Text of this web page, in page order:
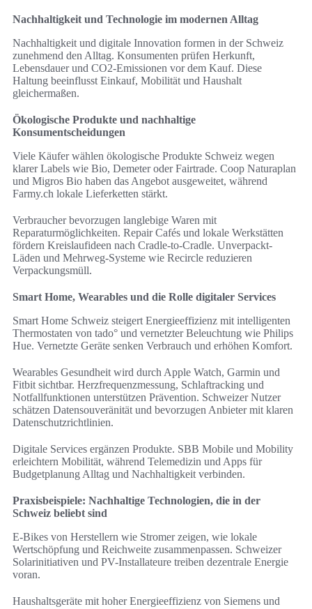
Nachhaltigkeit und Technologie im modernen Alltag
Nachhaltigkeit und digitale Innovation formen in der Schweiz
zunehmend den Alltag. Konsumenten prüfen Herkunft,
Lebensdauer und CO2-Emissionen vor dem Kauf. Diese
Haltung beeinflusst Einkauf, Mobilität und Haushalt
gleichermaßen.
Ökologische Produkte und nachhaltige
Konsumentscheidungen
Viele Käufer wählen ökologische Produkte Schweiz wegen
klarer Labels wie Bio, Demeter oder Fairtrade. Coop Naturaplan
und Migros Bio haben das Angebot ausgeweitet, während
Farmy.ch lokale Lieferketten stärkt.
Verbraucher bevorzugen langlebige Waren mit
Reparaturmöglichkeiten. Repair Cafés und lokale Werkstätten
fördern Kreislaufideen nach Cradle-to-Cradle. Unverpackt-
Läden und Mehrweg-Systeme wie Recircle reduzieren
Verpackungsmüll.
Smart Home, Wearables und die Rolle digitaler Services
Smart Home Schweiz steigert Energieeffizienz mit intelligenten
Thermostaten von tado° und vernetzter Beleuchtung wie Philips
Hue. Vernetzte Geräte senken Verbrauch und erhöhen Komfort.
Wearables Gesundheit wird durch Apple Watch, Garmin und
Fitbit sichtbar. Herzfrequenzmessung, Schlaftracking und
Notfallfunktionen unterstützen Prävention. Schweizer Nutzer
schätzen Datensouveränität und bevorzugen Anbieter mit klaren
Datenschutzrichtlinien.
Digitale Services ergänzen Produkte. SBB Mobile und Mobility
erleichtern Mobilität, während Telemedizin und Apps für
Budgetplanung Alltag und Nachhaltigkeit verbinden.
Praxisbeispiele: Nachhaltige Technologien, die in der
Schweiz beliebt sind
E-Bikes von Herstellern wie Stromer zeigen, wie lokale
Wertschöpfung und Reichweite zusammenpassen. Schweizer
Solarinitiativen und PV-Installateure treiben dezentrale Energie
voran.
Haushaltsgeräte mit hoher Energieeffizienz von Siemens und